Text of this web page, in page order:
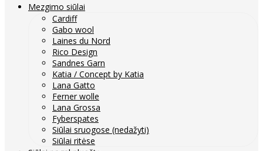
Mezgimo siūlai
Cardiff
Gabo wool
Laines du Nord
Rico Design
Sandnes Garn
Katia / Concept by Katia
Lana Gatto
Ferner wolle
Lana Grossa
Fyberspates
Siūlai sruogose (nedažyti)
Siūlai ritėse